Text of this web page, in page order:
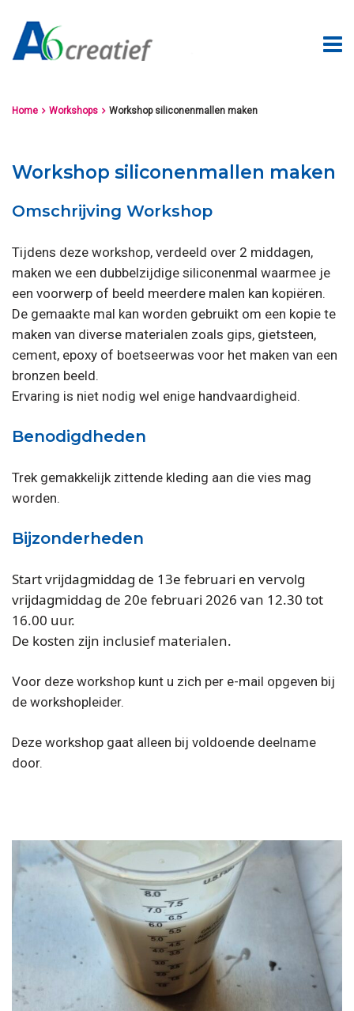
Home  Workshops  Workshop siliconenmallen maken
Workshop siliconenmallen maken
Omschrijving Workshop
Tijdens deze workshop, verdeeld over 2 middagen,
maken we een dubbelzijdige siliconenmal waarmee je
een voorwerp of beeld meerdere malen kan kopiëren.
De gemaakte mal kan worden gebruikt om een kopie te
maken van diverse materialen zoals gips, gietsteen,
cement, epoxy of boetseerwas voor het maken van een
bronzen beeld.
Ervaring is niet nodig wel enige handvaardigheid.
Benodigdheden
Trek gemakkelijk zittende kleding aan die vies mag
worden.
Bijzonderheden
Start vrijdagmiddag de 13e februari en vervolg
vrijdagmiddag de 20e februari 2026 van 12.30 tot
16.00 uur.
De kosten zijn inclusief materialen.
Voor deze workshop kunt u zich per e-mail opgeven bij
de workshopleider.
Deze workshop gaat alleen bij voldoende deelname
door.